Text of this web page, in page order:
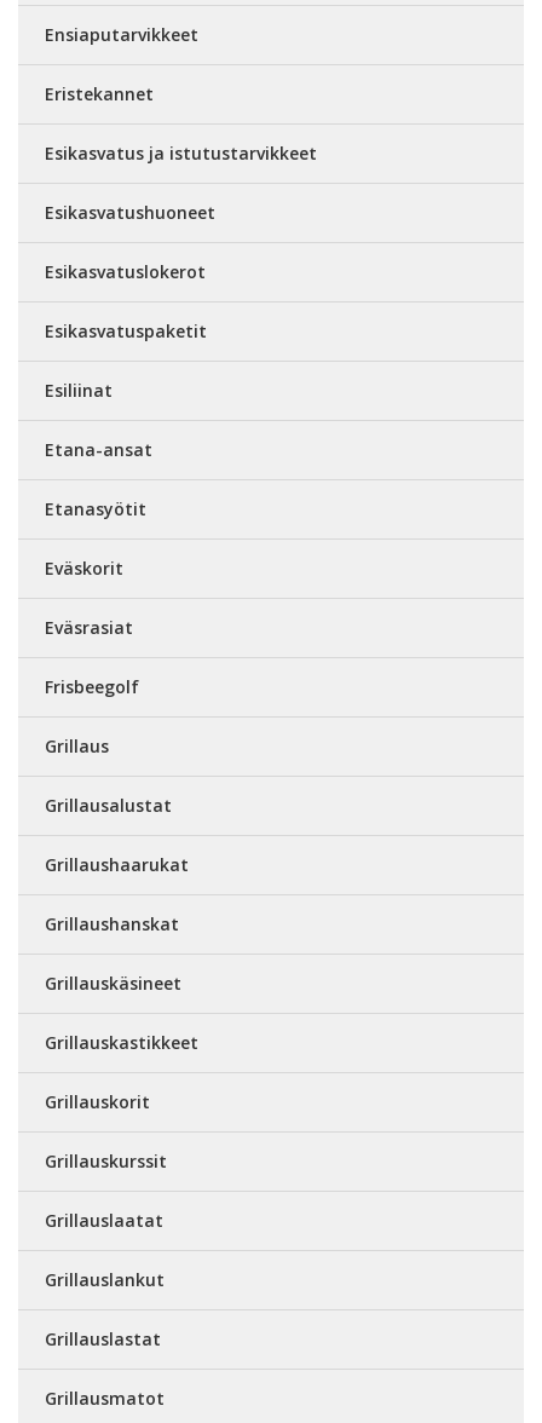
Ensiaputarvikkeet
Eristekannet
Esikasvatus ja istutustarvikkeet
Esikasvatushuoneet
Esikasvatuslokerot
Esikasvatuspaketit
Esiliinat
Etana-ansat
Etanasyötit
Eväskorit
Eväsrasiat
Frisbeegolf
Grillaus
Grillausalustat
Grillaushaarukat
Grillaushanskat
Grillauskäsineet
Grillauskastikkeet
Grillauskorit
Grillauskurssit
Grillauslaatat
Grillauslankut
Grillauslastat
Grillausmatot